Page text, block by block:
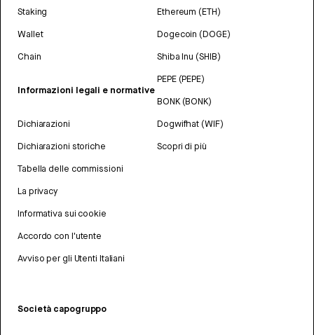
Staking
Wallet
Chain
Informazioni legali e normative
Dichiarazioni
Dichiarazioni storiche
Tabella delle commissioni
La privacy
Informativa sui cookie
Accordo con l'utente
Avviso per gli Utenti Italiani
Ethereum (ETH)
Dogecoin (DOGE)
Shiba Inu (SHIB)
PEPE (PEPE)
BONK (BONK)
Dogwifhat (WIF)
Scopri di più
Società capogruppo